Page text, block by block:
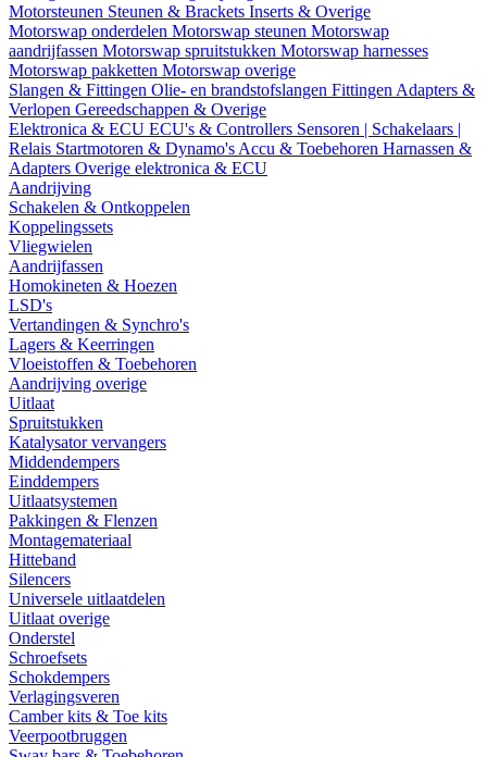
Motorsteunen Steunen & Brackets Inserts & Overige
Motorswap onderdelen Motorswap steunen Motorswap
aandrijfassen Motorswap spruitstukken Motorswap harnesses
Motorswap pakketten Motorswap overige
Slangen & Fittingen Olie- en brandstofslangen Fittingen Adapters &
Verlopen Gereedschappen & Overige
Elektronica & ECU ECU's & Controllers Sensoren | Schakelaars |
Relais Startmotoren & Dynamo's Accu & Toebehoren Harnassen &
Adapters Overige elektronica & ECU
Aandrijving
Schakelen & Ontkoppelen
Koppelingssets
Vliegwielen
Aandrijfassen
Homokineten & Hoezen
LSD's
Vertandingen & Synchro's
Lagers & Keerringen
Vloeistoffen & Toebehoren
Aandrijving overige
Uitlaat
Spruitstukken
Katalysator vervangers
Middendempers
Einddempers
Uitlaatsystemen
Pakkingen & Flenzen
Montagemateriaal
Hitteband
Silencers
Universele uitlaatdelen
Uitlaat overige
Onderstel
Schroefsets
Schokdempers
Verlagingsveren
Camber kits & Toe kits
Veerpootbruggen